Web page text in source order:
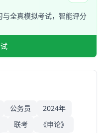
全真模拟考试，智能评分
公务员
2024年
联考 《申论》